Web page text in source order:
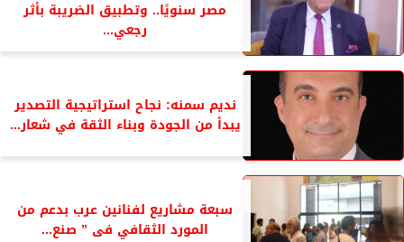
مصر سنويًا.. وتطبيق الضريبة بأثر
رجعي...
نديم سمنه: نجاح استراتيجية التصدير
يبدأ من الجودة وبناء الثقة في شعار...
سبعة مشاريع لفنانين عرب بدعم من
المورد الثقافي فى ” صنع...